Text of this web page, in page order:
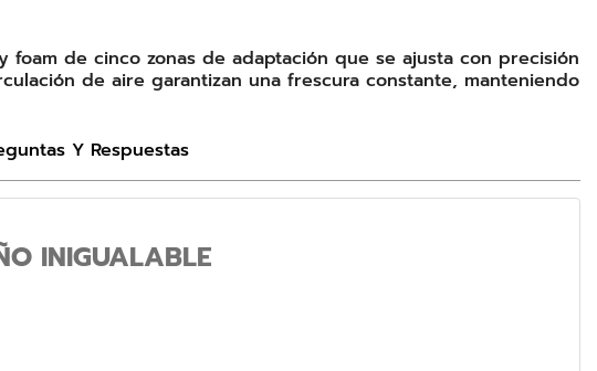
de cinco zonas de adaptación que se ajusta con precisión
de aire garantizan una frescura constante, manteniendo
Y Respuestas
INIGUALABLE